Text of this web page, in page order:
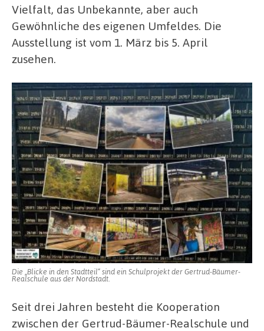
Vielfalt, das Unbekannte, aber auch
Gewöhnliche des eigenen Umfeldes. Die
Ausstellung ist vom 1. März bis 5. April
zusehen.
Die „Blicke in den Stadtteil“ sind ein Schulprojekt der Gertrud-Bäumer-
Realschule aus der Nordstadt.
Seit drei Jahren besteht die Kooperation
zwischen der Gertrud-Bäumer-Realschule und